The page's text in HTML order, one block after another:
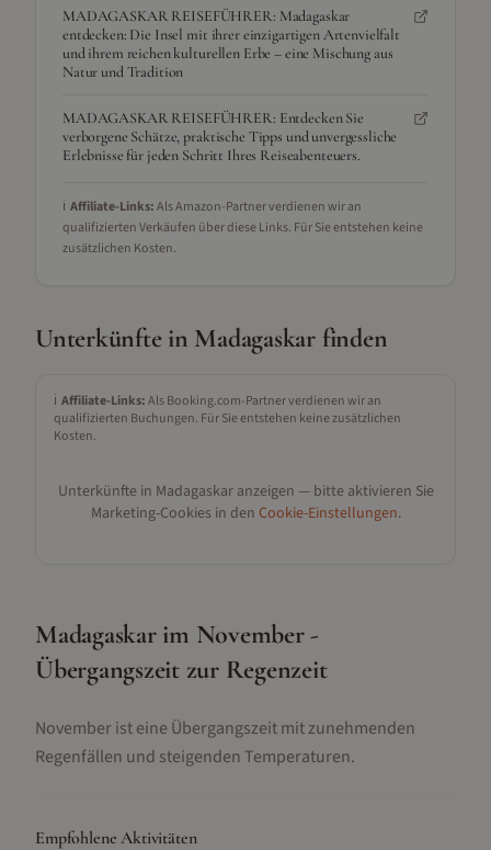
MADAGASKAR REISEFÜHRER: Madagaskar
entdecken: Die Insel mit ihrer einzigartigen Artenvielfalt
und ihrem reichen kulturellen Erbe – eine Mischung aus
Natur und Tradition
MADAGASKAR REISEFÜHRER: Entdecken Sie
verborgene Schätze, praktische Tipps und unvergessliche
Erlebnisse für jeden Schritt Ihres Reiseabenteuers.
ℹ️ Affiliate-Links:Als Amazon-Partner verdienen wir an
qualifizierten Verkäufen über diese Links. Für Sie entstehen keine
zusätzlichen Kosten.
Unterkünfte in Madagaskar finden
ℹ️ Affiliate-Links:Als Booking.com-Partner verdienen wir an
qualifizierten Buchungen. Für Sie entstehen keine zusätzlichen
Kosten.
Unterkünfte in Madagaskaranzeigen — bitte aktivieren Sie
Marketing-Cookies in den Cookie-Einstellungen.
Madagaskar im November -
Übergangszeit zur Regenzeit
November ist eine Übergangszeit mit zunehmenden
Regenfällen und steigenden Temperaturen.
Empfohlene Aktivitäten